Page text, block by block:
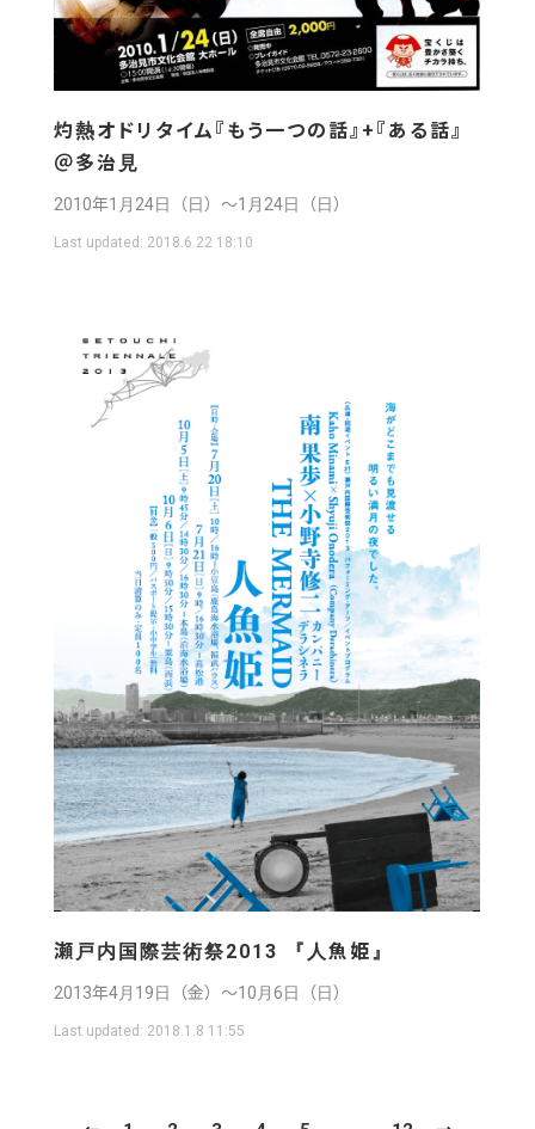
灼熱オドリタイム『もう一つの話』+『ある話』
＠多治見
2010年1月24日（日）〜1月24日（日）
Last updated: 2018.6.22 18:10
瀬戸内国際芸術祭2013 『人魚姫』
2013年4月19日（金）〜10月6日（日）
Last updated: 2018.1.8 11:55